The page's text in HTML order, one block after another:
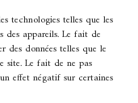
technologies telles que les
appareils. Le fait de
des données telles que le
site. Le fait de ne pas
effet négatif sur certaines
à 21h.